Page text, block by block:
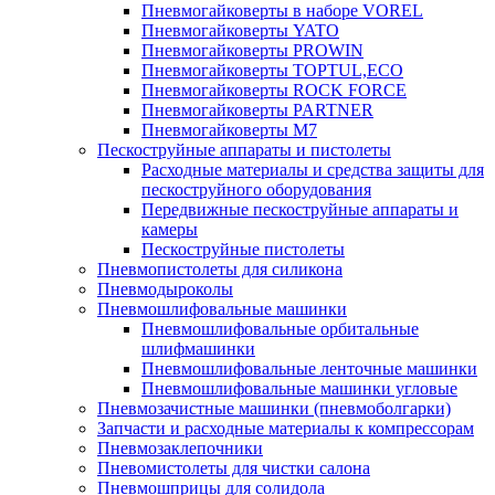
Пневмогайковерты в наборе VOREL
Пневмогайковерты YATO
Пневмогайковерты PROWIN
Пневмогайковерты TOPTUL,ECO
Пневмогайковерты ROCK FORCE
Пневмогайковерты PARTNER
Пневмогайковерты M7
Пескоструйные аппараты и пистолеты
Расходные материалы и средства защиты для
пескоструйного оборудования
Передвижные пескоструйные аппараты и
камеры
Пескоструйные пистолеты
Пневмопистолеты для силикона
Пневмодыроколы
Пневмошлифовальные машинки
Пневмошлифовальные орбитальные
шлифмашинки
Пневмошлифовальные ленточные машинки
Пневмошлифовальные машинки угловые
Пневмозачистные машинки (пневмоболгарки)
Запчасти и расходные материалы к компрессорам
Пневмозаклепочники
Пневомистолеты для чистки салона
Пневмошприцы для солидола